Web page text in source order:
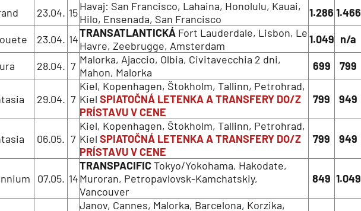
23.04. 15Havaj: San Francisco, Lahaina, Honolulu, Kauai,
Hilo, Ensenada, San Francisco
1.286 1.466
23.04. 14TRANSATLANTICKÁ Fort Lauderdale, Lisbon, Le
Havre, Zeebrugge, Amsterdam
1.049 n/a
28.04. 7 Malorka, Ajaccio, Olbia, Civitavecchia 2 dni,
Mahon, Malorka
699 799
29.04. 7
Kiel, Kopenhagen, Štokholm, Tallinn, Petrohrad,
Kiel SPIATOČNÁ LETENKA A TRANSFERY DO/Z
PRÍSTAVU V CENE
799 949
06.05. 7
Kiel, Kopenhagen, Štokholm, Tallinn, Petrohrad,
Kiel SPIATOČNÁ LETENKA A TRANSFERY DO/Z
PRÍSTAVU V CENE
799 949
07.05. 14
TRANSPACIFIC Tokyo/Yokohama, Hakodate,
Muroran, Petropavlovsk-Kamchatskiy,
Vancouver
849 1.049
Janov, Cannes, Malorka, Barcelona, Korzika,